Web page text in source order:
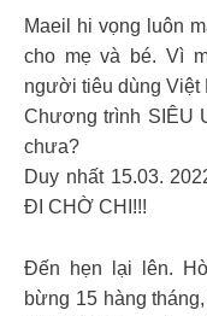
Maeil hi vọng luôn
cho mẹ và bé. Vì
người tiêu dùng Việt
Chương trình SIÊU
chưa?
Duy nhất 15.03.
ĐI CHỜ CHI!!!
Đến hẹn lại lên.
bừng 15 hàng